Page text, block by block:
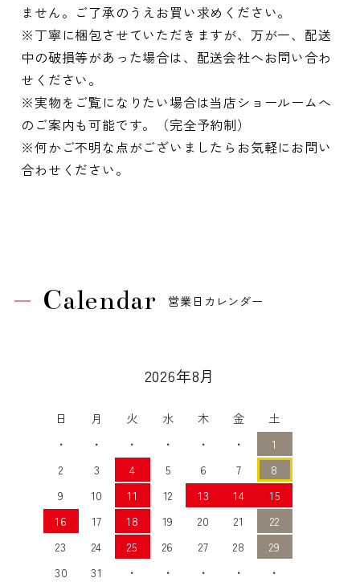
ません。ご了承のうえお買い求めください。
※丁寧に梱包させていただきますが、万が一、配送
中の破損等があった場合は、配送会社へお問い合わ
せください。
※実物をご覧になりたい場合は当店ショールームへ
のご案内も可能です。（完全予約制）
※何かご不明な点がございましたらお気軽にお問い
合わせください。
Calendar 営業日カレンダー
2026年8月
日 月 火 水 木 金
土
・
・ ・ ・ ・ ・
1
2
3 4 5 6 7
8
9
10 11 12 13 14
15
16
17 18 19 20 21
22
23
24 25 26 27 28
29
30
31 ・ ・ ・ ・ ・